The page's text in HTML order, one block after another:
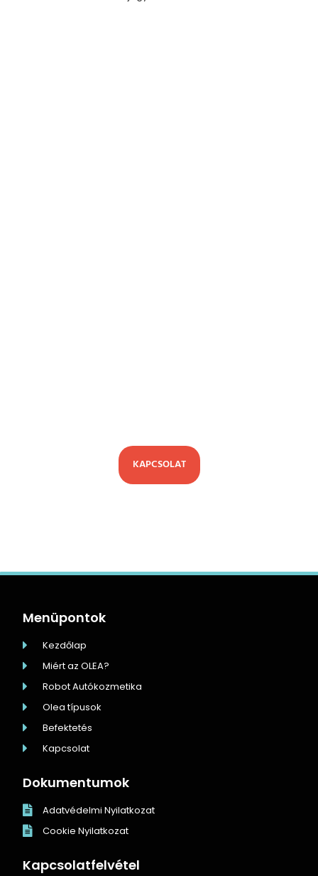
KAPCSOLAT
Menüpontok
Kezdőlap
Miért az OLEA?
Robot Autókozmetika
Olea típusok
Befektetés
Kapcsolat
Dokumentumok
Adatvédelmi Nyilatkozat
Cookie Nyilatkozat
Kapcsolatfelvétel